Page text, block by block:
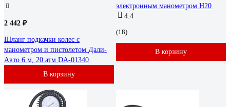
2 442 ₽
Шланг подкачки колес с
манометром и пистолетом Дали-
Авто 6 м, 20 атм DA-01340
В корзину
электронным манометром H20
4.4
(18)
В корзину